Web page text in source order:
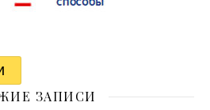
ЗАПИСИ